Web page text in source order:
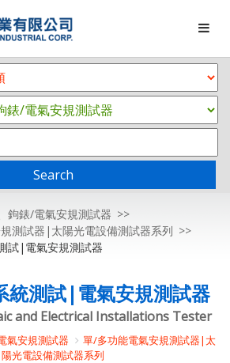
Search
鉤錶/電氣安規測試器
測試器|太陽光電設備測試器系列
試|電氣安規測試器
統測試|電氣安規測試器
and Electrical Installations Tester
氣安規測試器
單/多功能電氣安規測試器|太
陽光電設備測試器系列